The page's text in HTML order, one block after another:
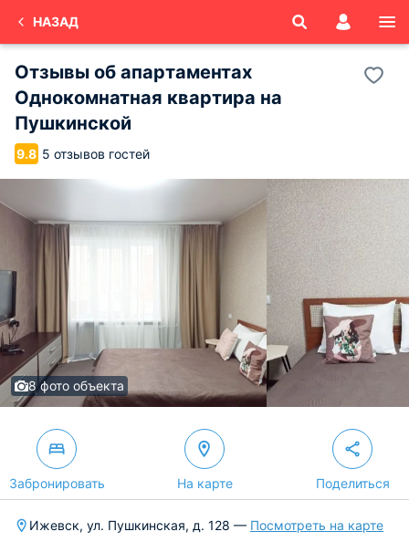
НАЗАД
Отзывы об апартаментах
Однокомнатная квартира на
Пушкинской
9.8 5 отзывов гостей
8 фото объекта
Забронировать На карте Поделиться
Ижевск, ул. Пушкинская, д. 128 — Посмотреть на карте